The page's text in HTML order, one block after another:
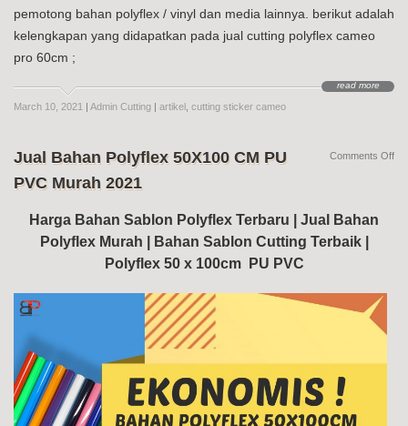
pemotong bahan polyflex / vinyl dan media lainnya. berikut adalah
kelengkapan yang didapatkan pada jual cutting polyflex cameo
pro 60cm ;
read more
March 10, 2021 | Admin Cutting | artikel cutting sticker cameo
Jual Bahan Polyflex 50X100 CM PU
PVC Murah 2021
Harga Bahan Sablon Polyflex Terbaru | Jual Bahan
Polyflex Murah | Bahan Sablon Cutting Terbaik |
Polyflex 50 x 100cm PU PVC
Comments Offon